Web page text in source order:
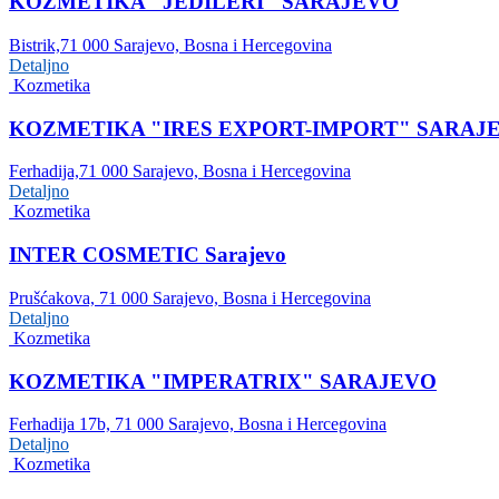
Bistrik,71 000 Sarajevo, Bosna i Hercegovina
Detaljno
Kozmetika
KOZMETIKA "IRES EXPORT-IMPORT"
Ferhadija,71 000 Sarajevo, Bosna i Hercegovina
Detaljno
Kozmetika
INTER COSMETIC Sarajevo
Prušćakova, 71 000 Sarajevo, Bosna i Hercegovina
Detaljno
Kozmetika
KOZMETIKA "IMPERATRIX" SARAJEVO
Ferhadija 17b, 71 000 Sarajevo, Bosna i Hercegovina
Detaljno
Kozmetika